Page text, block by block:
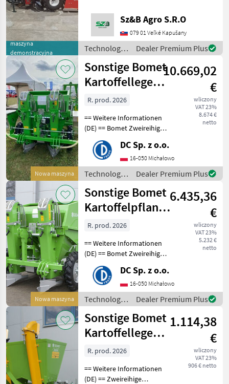
maszyna
demonstracyjna
cup planter. The wheel axle
can be set on wide and
narrow wheel distances
(depending if a
Sz&B Agro S.R.O
079 01 Veľké Kapušany
Technologia
ziemniaczana
/ Sonstige
Dealer Premium Plus
Nowa maszyna
Sonstige Bomet
Kartoffellegemaschine
/ Potato planter
10.669,02
€
wliczony
VAT 23%
8.674 €
netto
R. prod. 2026
== Weitere Informationen
(DE) == Bomet Zweireihige
Kartoffellegemaschine
Gemini S339 - Breite
zwischen den Reihen: 67, 5 /
80 cm - Reihenabstände:
DC Sp. z o.o.
16-050 Michałowo
Technologia
ziemniaczana
/ Sonstige
Dealer Premium Plus
Nowa maszyna
Sonstige Bomet
Kartoffelpflanzmaschine
/ Potato planter
6.435,36
€
wliczony
VAT 23%
5.232 €
netto
R. prod. 2026
== Weitere Informationen
(DE) == Bomet Zweireihige
Kartoffelpflanzmaschine
Gemini S339 - Reihenbreite:
67, 5 / 80 cm -
Reihenabstand: 16, 5 - 51
cm
DC Sp. z o.o.
16-050 Michałowo
Technologia
ziemniaczana
/ Sonstige
Dealer Premium Plus
Sonstige Bomet
Kartoffellegemaschine
/ Potato planter
1.114,38
€
wliczony
VAT 23%
906 € netto
R. prod. 2026
== Weitere Informationen
(DE) == Zweireihige